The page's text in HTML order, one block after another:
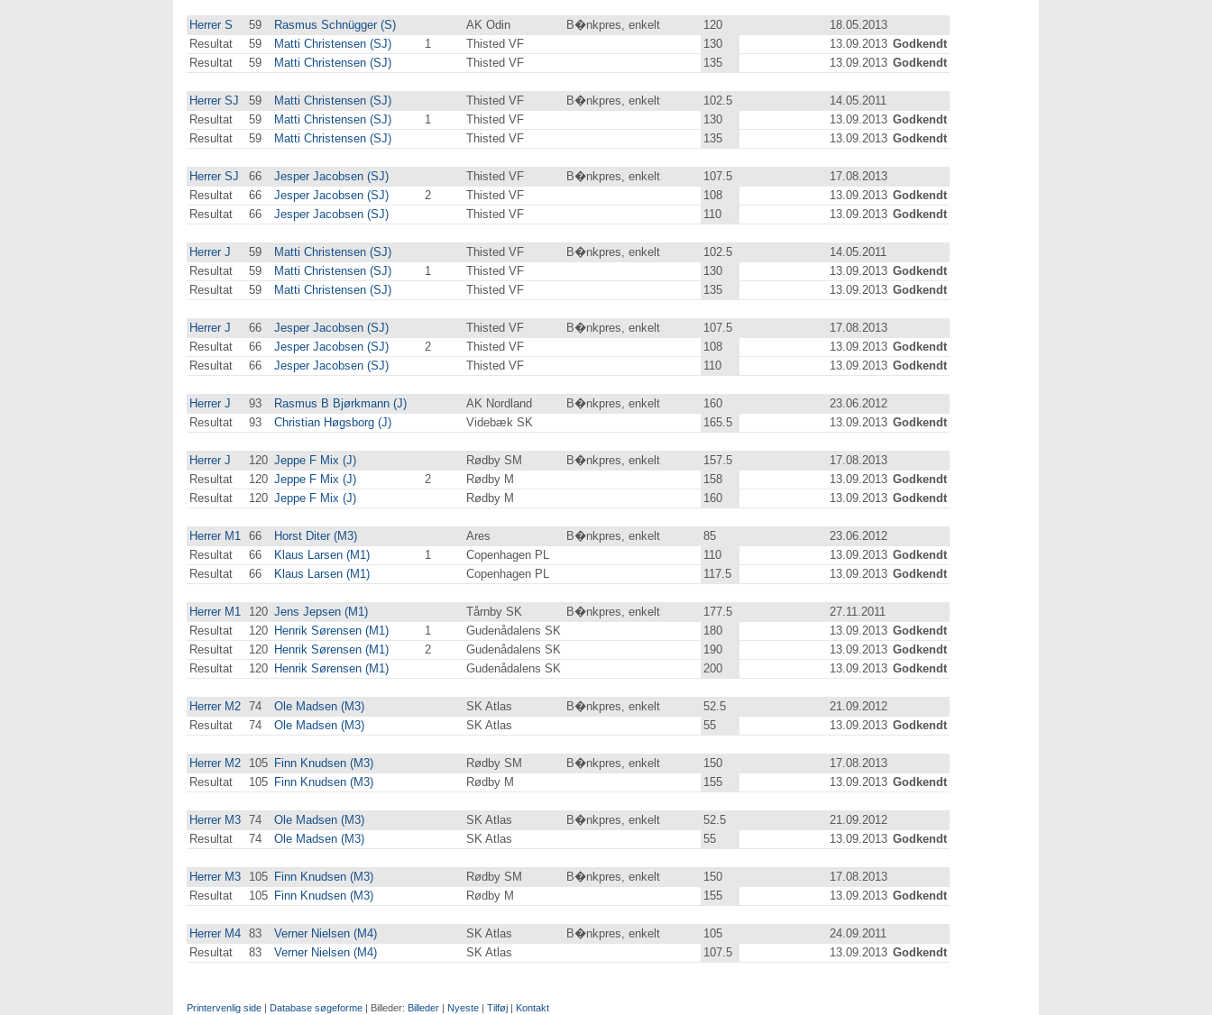
Herrer S 59 Rasmus Schnügger (S) AK Odin B�nkpres, enkelt 120
18.05.2013
Resultat
59 Matti Christensen (SJ) 1 Thisted VF 130 13.09.2013 Godkendt
Resultat
59 Matti Christensen (SJ) Thisted VF 135 13.09.2013 Godkendt
Herrer SJ 59 Matti Christensen (SJ) Thisted VF B�nkpres, enkelt 102.5
14.05.2011
Resultat
59 Matti Christensen (SJ) 1 Thisted VF 130 13.09.2013 Godkendt
Resultat
59 Matti Christensen (SJ) Thisted VF 135 13.09.2013 Godkendt
Herrer SJ 66 Jesper Jacobsen (SJ) Thisted VF B�nkpres, enkelt 107.5
17.08.2013
Resultat
66 Jesper Jacobsen (SJ) 2 Thisted VF 108 13.09.2013 Godkendt
Resultat
66 Jesper Jacobsen (SJ) Thisted VF 110 13.09.2013 Godkendt
Herrer J 59 Matti Christensen (SJ) Thisted VF B�nkpres, enkelt 102.5
14.05.2011
Resultat
59 Matti Christensen (SJ) 1 Thisted VF 130 13.09.2013 Godkendt
Resultat
59 Matti Christensen (SJ) Thisted VF 135 13.09.2013 Godkendt
Herrer J 66 Jesper Jacobsen (SJ) Thisted VF B�nkpres, enkelt 107.5
17.08.2013
Resultat
66 Jesper Jacobsen (SJ) 2 Thisted VF 108 13.09.2013 Godkendt
Resultat
66 Jesper Jacobsen (SJ) Thisted VF 110 13.09.2013 Godkendt
Herrer J 93 Rasmus B Bjørkmann (J) AK Nordland B�nkpres, enkelt 160
23.06.2012
Resultat
93 Christian Høgsborg (J) Videbæk SK 165.5 13.09.2013 Godkendt
Herrer J 120 Jeppe F Mix (J) Rødby SM B�nkpres, enkelt 157.5
17.08.2013
Resultat
120 Jeppe F Mix (J) 2 Rødby M 158 13.09.2013 Godkendt
Resultat
120 Jeppe F Mix (J) Rødby M 160 13.09.2013 Godkendt
Herrer M1 66 Horst Diter (M3) Ares B�nkpres, enkelt 85
23.06.2012
Resultat
66 Klaus Larsen (M1) 1 Copenhagen PL 110 13.09.2013 Godkendt
Resultat
66 Klaus Larsen (M1) Copenhagen PL 117.5 13.09.2013 Godkendt
Herrer M1 120 Jens Jepsen (M1) Tårnby SK B�nkpres, enkelt 177.5
27.11.2011
Resultat
120 Henrik Sørensen (M1) 1 Gudenådalens SK 180 13.09.2013 Godkendt
Resultat
120 Henrik Sørensen (M1) 2 Gudenådalens SK 190 13.09.2013 Godkendt
Resultat
120 Henrik Sørensen (M1) Gudenådalens SK 200 13.09.2013 Godkendt
Herrer M2 74 Ole Madsen (M3) SK Atlas B�nkpres, enkelt 52.5
21.09.2012
Resultat
74 Ole Madsen (M3) SK Atlas 55 13.09.2013 Godkendt
Herrer M2 105 Finn Knudsen (M3) Rødby SM B�nkpres, enkelt 150
17.08.2013
Resultat
105 Finn Knudsen (M3) Rødby M 155 13.09.2013 Godkendt
Herrer M3 74 Ole Madsen (M3) SK Atlas B�nkpres, enkelt 52.5
21.09.2012
Resultat
74 Ole Madsen (M3) SK Atlas 55 13.09.2013 Godkendt
Herrer M3 105 Finn Knudsen (M3) Rødby SM B�nkpres, enkelt 150
17.08.2013
Resultat
105 Finn Knudsen (M3) Rødby M 155 13.09.2013 Godkendt
Herrer M4 83 Verner Nielsen (M4) SK Atlas B�nkpres, enkelt 105
24.09.2011
Resultat
83 Verner Nielsen (M4) SK Atlas 107.5 13.09.2013 Godkendt
Printervenlig side | Database søgeforme | Billeder: Billeder | Nyeste | Tilføj | Kontakt